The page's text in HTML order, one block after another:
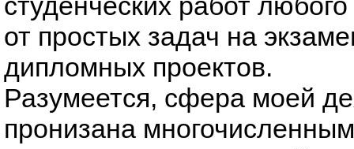
от простых задач на
дипломных проектов.
Разумеется, сфера моей
пронизана